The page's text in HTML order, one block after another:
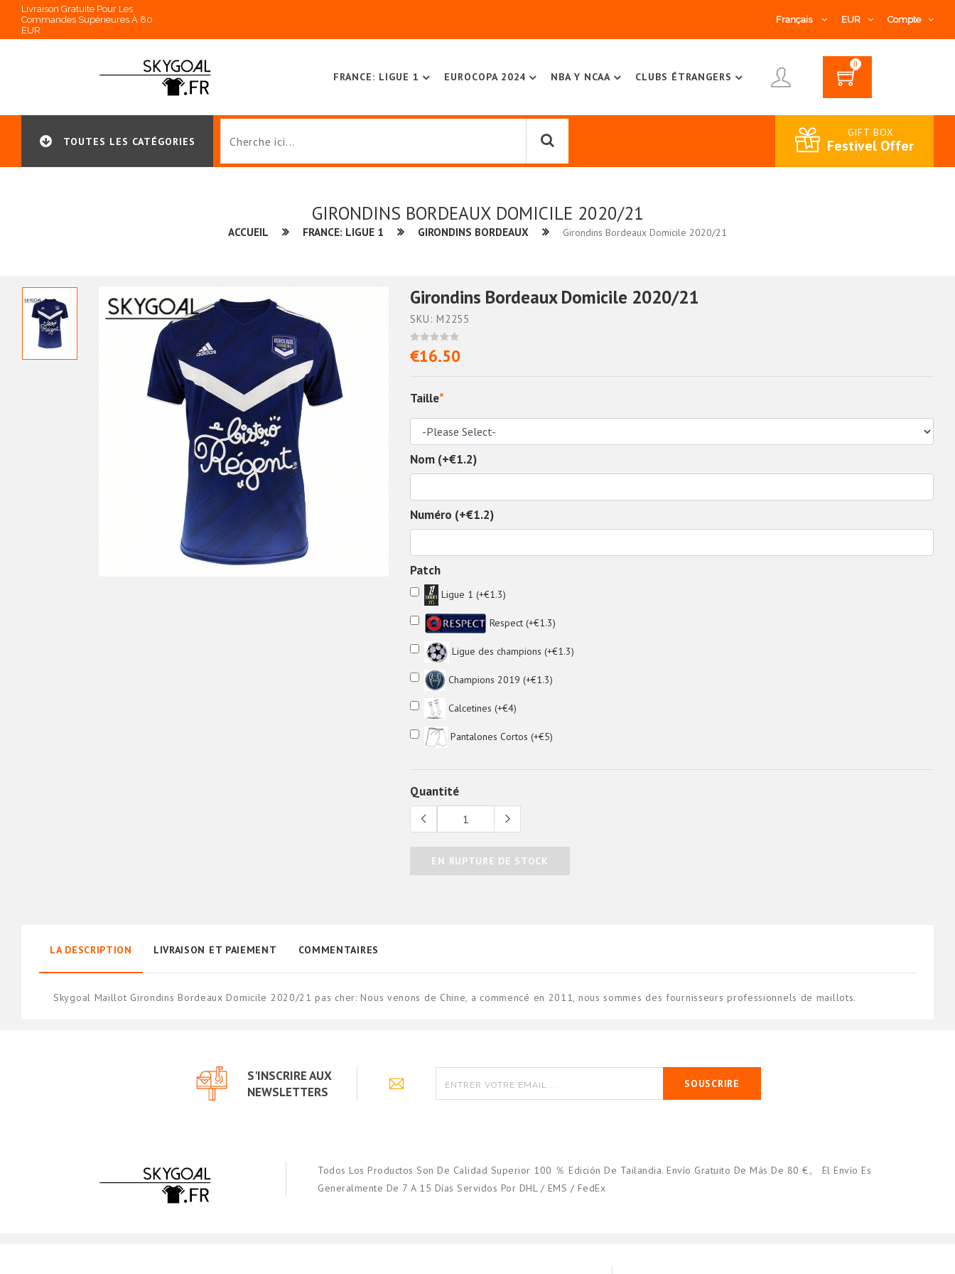
Livraison Gratuite Pour Les
Commandes Supérieures À 80
EUR
Français EUR Compte
FRANCE: LIGUE 1 EUROCOPA 2024 NBA Y NCAA CLUBS ÉTRANGERS
0
TOUTES LES CATÉGORIES
GIFT BOX
Festivel Offer
GIRONDINS BORDEAUX DOMICILE 2020/21
ACCUEIL FRANCE: LIGUE 1 GIRONDINS BORDEAUX Girondins Bordeaux Domicile 2020/21
Girondins Bordeaux Domicile 2020/21
SKU: M2255
€16.50
Taille*
Nom (+€1.2)
Numéro (+€1.2)
Patch
Ligue 1 (+€1.3)
Respect (+€1.3)
Ligue des champions (+€1.3)
Champions 2019 (+€1.3)
Calcetines (+€4)
Pantalones Cortos (+€5)
Quantité
EN RUPTURE DE STOCK
LA DESCRIPTION LIVRAISON ET PAIEMENT COMMENTAIRES
Skygoal Maillot Girondins Bordeaux Domicile 2020/21 pas cher: Nous venons de Chine, a commencé en 2011, nous sommes des fournisseurs professionnels de maillots.
S'INSCRIRE AUX
NEWSLETTERS
SOUSCRIRE
Todos Los Productos Son De Calidad Superior 100 ％ Edición De Tailandia. Envío Gratuito De Más De 80 €。 El Envío Es
Generalmente De 7 A 15 Días Servidos Por DHL / EMS / FedEx